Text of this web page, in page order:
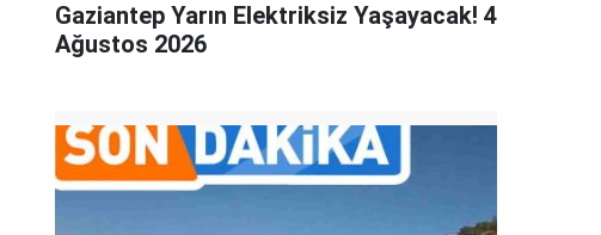
Gaziantep Yarın Elektriksiz Yaşayacak! 4
Ağustos 2026